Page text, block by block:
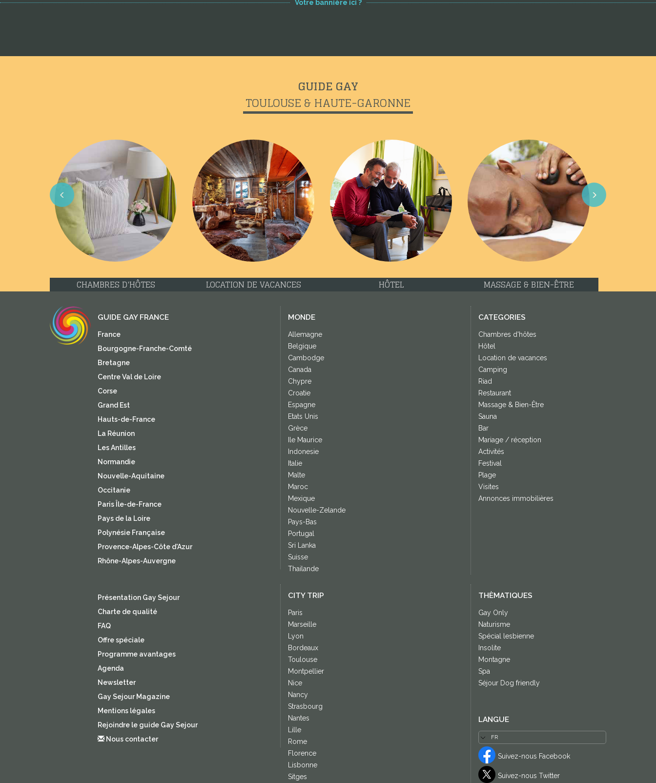
Votre bannière ici ?
GUIDE GAY
TOULOUSE & HAUTE-GARONNE
Previous Next
CHAMBRES D'HÔTES LOCATION DE VACANCES HÔTEL MASSAGE & BIEN-ÊTRE
GUIDE GAY FRANCE
France
Bourgogne-Franche-Comté
Bretagne
Centre Val de Loire
Corse
Grand Est
Hauts-de-France
La Réunion
Les Antilles
Normandie
Nouvelle-Aquitaine
Occitanie
Paris Île-de-France
Pays de la Loire
Polynésie Française
Provence-Alpes-Côte d'Azur
Rhône-Alpes-Auvergne
MONDE
Allemagne
Belgique
Cambodge
Canada
Chypre
Croatie
Espagne
Etats Unis
Grèce
Ile Maurice
Indonesie
Italie
Malte
Maroc
Mexique
Nouvelle-Zelande
Pays-Bas
Portugal
Sri Lanka
Suisse
Thailande
CATEGORIES
Chambres d'hôtes
Hôtel
Location de vacances
Camping
Riad
Restaurant
Massage & Bien-Être
Sauna
Bar
Mariage / réception
Activités
Festival
Plage
Visites
Annonces immobilières
Présentation Gay Sejour
Charte de qualité
FAQ
Offre spéciale
Programme avantages
Agenda
Newsletter
Gay Sejour Magazine
Mentions légales
Rejoindre le guide Gay Sejour
Nous contacter
CITY TRIP
Paris
Marseille
Lyon
Bordeaux
Toulouse
Montpellier
Nice
Nancy
Strasbourg
Nantes
Lille
Rome
Florence
Lisbonne
Sitges
THÈMATIQUES
Gay Only
Naturisme
Spécial lesbienne
Insolite
Montagne
Spa
Séjour Dog friendly
LANGUE
Suivez-nous Facebook
Suivez-nous Twitter